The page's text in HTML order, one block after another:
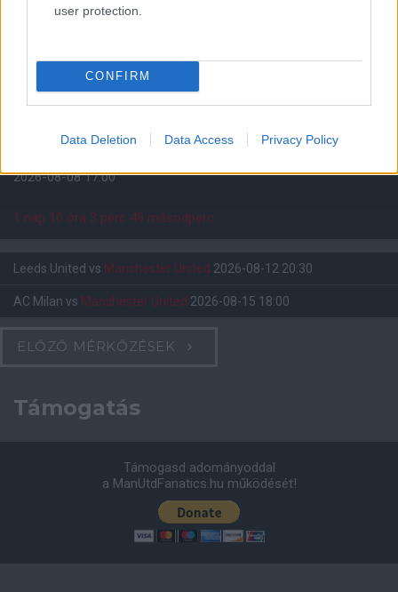
user protection.
CONFIRM
Data Deletion Data Access Privacy Policy
Meccs Center
Paris Saint-Germain
Manchester United
Felkészülési szezon 4. mérkőzés
2026-08-08 17:00
1 nap 10 óra 3 perc 48 másodperc
Leeds United vs Manchester United 2026-08-12 20:30
AC Milan vs Manchester United 2026-08-15 18:00
ELŐZŐ MÉRKŐZÉSEK
Támogatás
Támogasd adományoddal
a ManUtdFanatics.hu működését!